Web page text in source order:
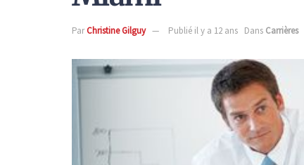
ParChristine Gilguy Publié il y a 12 ans Dans Carrières